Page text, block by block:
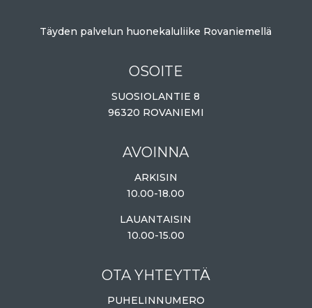
Täyden palvelun huonekaluliike Rovaniemellä
OSOITE
SUOSIOLANTIE 8
96320 ROVANIEMI
AVOINNA
ARKISIN
10.00-18.00
LAUANTAISIN
10.00-15.00
OTA YHTEYTTÄ
PUHELINNUMERO